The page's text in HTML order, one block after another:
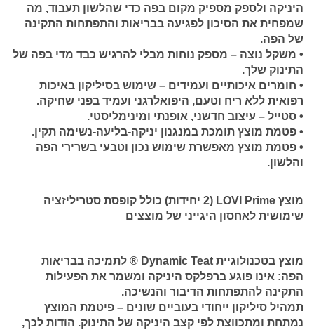
היניקה ולספק מספיק מקום בפה כדי שהלשון תעבוד, מה
שמפחית את הסיכון לפגיעה בבריאות והתפתחות התקינה
של הפה.
• משקל נוצה – מספק נוחות מבלי להרגיש כבד מדי בפה של
התינוק שלך.
• חומרים איכותיים ועמידים – שימוש בסיליקון באיכות
רפואית ללא ריח וטעם, היפואלרגני ועמיד בפני שחיקה.
• סטייל – עיצוב חדשני, אופנתי ומינימליסטי.
• פטמת מוצץ תומכת במנגנון יניקה-בליעה-נשימה תקין.
• פטמת מוצץ מאפשרת שימוש נכון וטבעי בשרירי הפה
והלשון.
מוצץ LOVI Prime (2 יחידות) כולל קופסת סטריליזציה
שימושית לאחסון היגייני של מוצצים
מוצץ בטכנולוגיית Dynamic Teat ® לתמיכה בבריאות
הפה: אינו פוגע ברפלקס היניקה ומשמר את הפעילות
התקינה להתפתחות הדיבור והנשיכה.
תמהיל סיליקון ייחודי בעוביים שונים – פיטמת המוצץ
נמתחת ומתכווצת לפי קצב היניקה של התינוק. הודות לכך,